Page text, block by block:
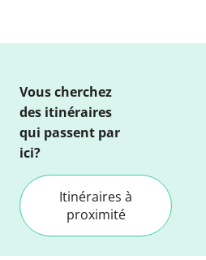
Vous cherchez
des itinéraires
qui passent par
ici?
Itinéraires à
proximité